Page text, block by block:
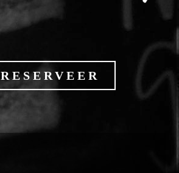
RESERVEER